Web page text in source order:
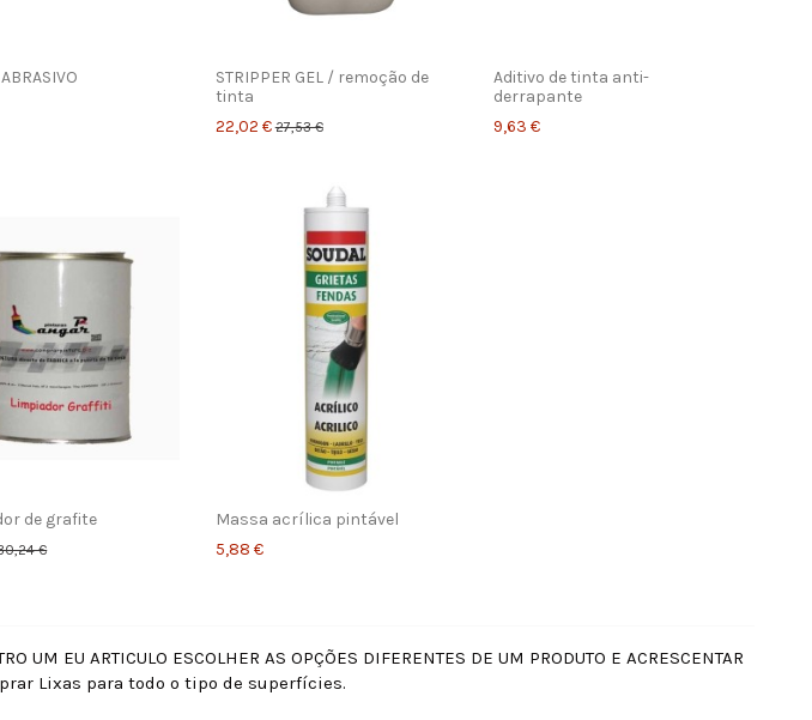
STRIPPER GEL / remoção de
tinta
22,02 €27,53 €
Aditivo de tinta anti-
derrapante
9,63 €
de grafite
€
Massa acrílica pintável
5,88 €
UM EU ARTICULO ESCOLHER AS OPÇÕES DIFERENTES DE UM PRODUTO E ACRESCENTAR
Lixas para todo o tipo de superfícies.